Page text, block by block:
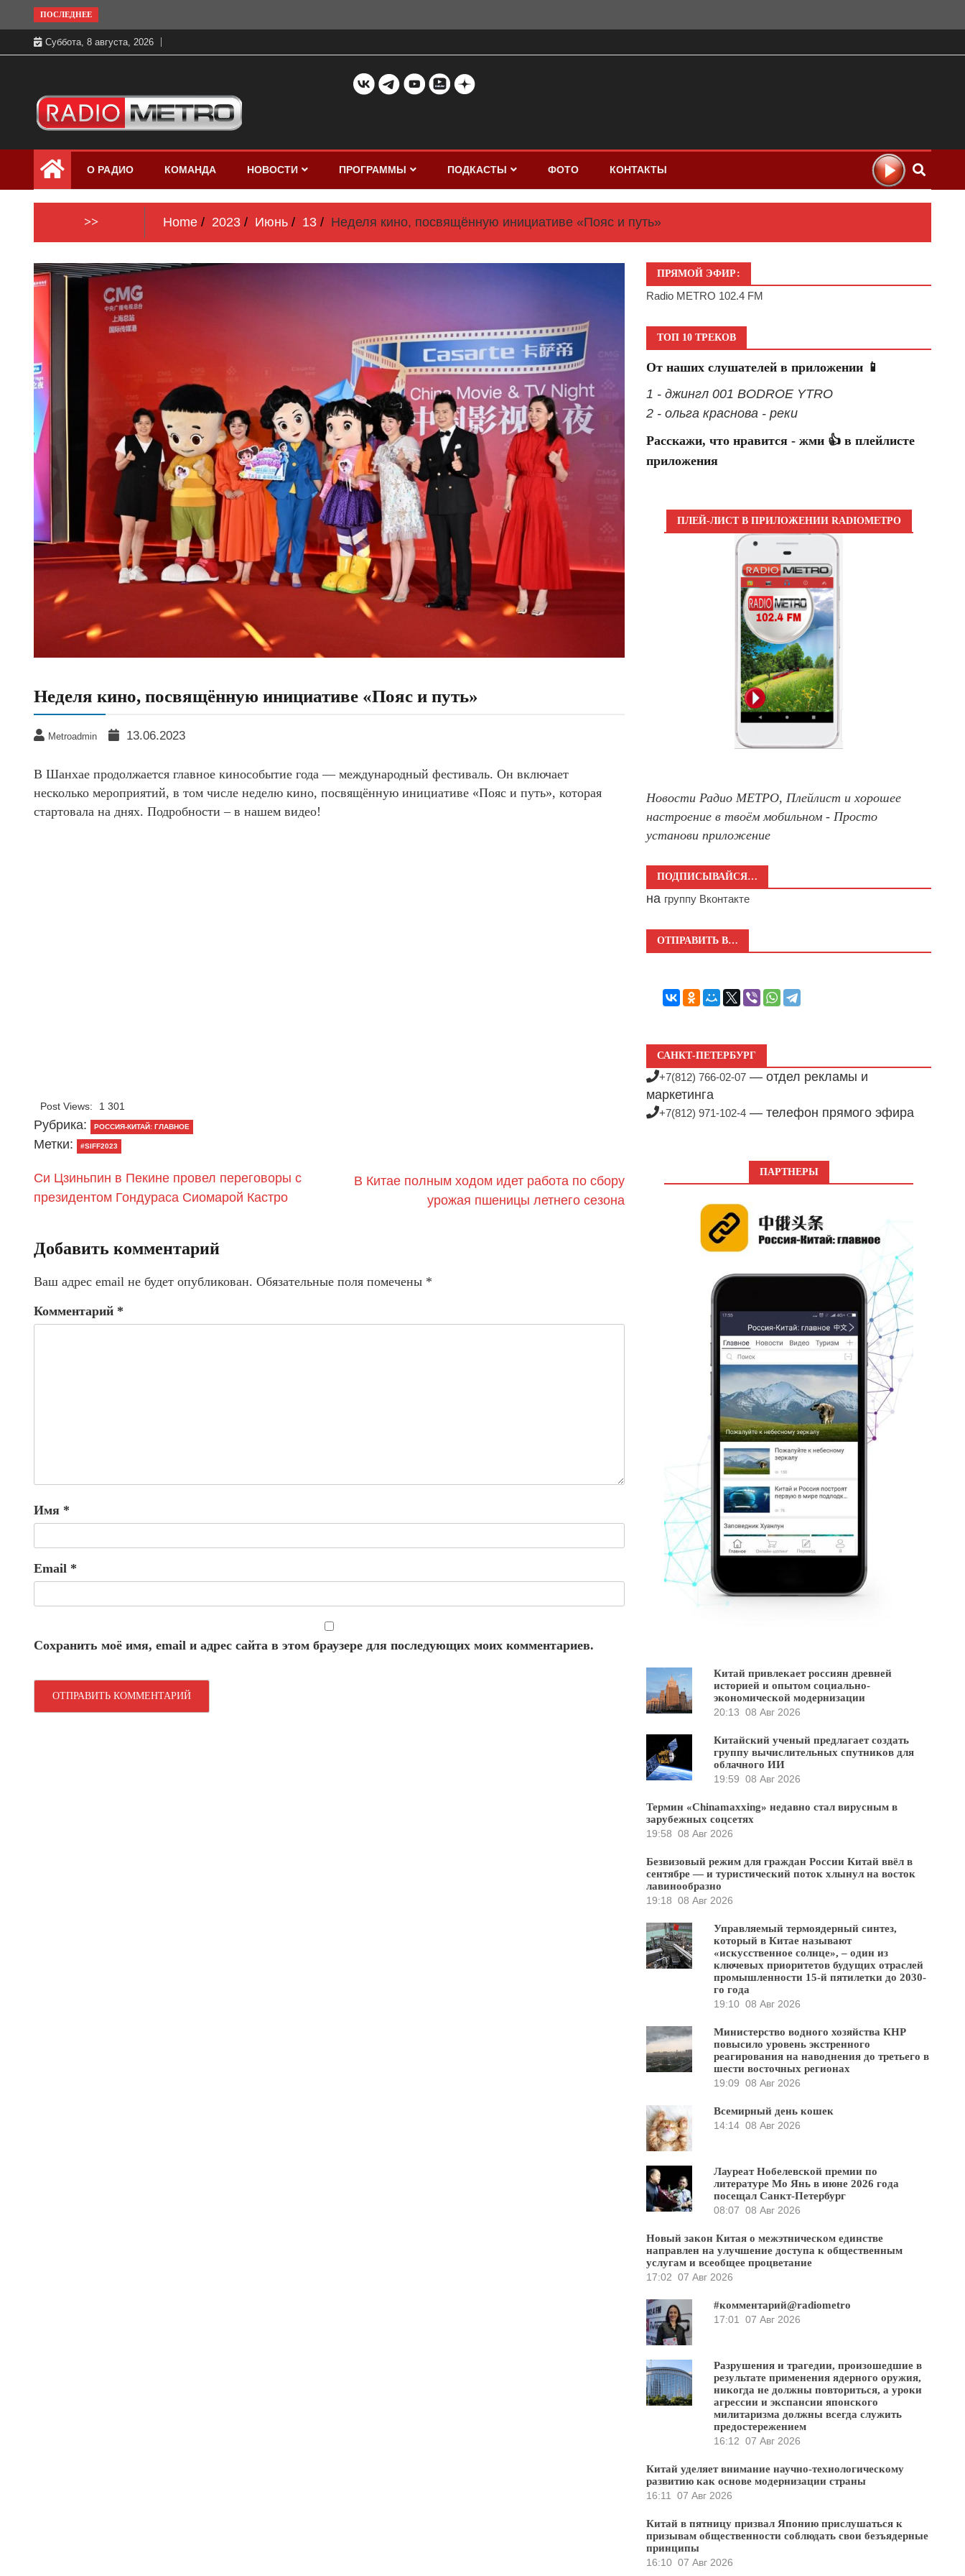
to
content
ПОСЛЕДНЕЕ
Суббота, 8 августа, 2026
Радио МЕТРО
бесплатно в хорошем качестве Санкт-
Петербург и Россия
О РАДИО КОМАНДА НОВОСТИ ПРОГРАММЫ ПОДКАСТЫ ФОТО КОНТАКТЫ
>> Home 2023 Июнь 13 Неделя кино, посвящённую инициативе «Пояс и путь»
Неделя кино, посвящённую инициативе «Пояс и путь»
Metroadmin 13.06.2023
В Шанхае продолжается главное кинособытие года — международный фестиваль. Он включает
несколько мероприятий, в том числе неделю кино, посвящённую инициативе «Пояс и путь», которая
стартовала на днях. Подробности – в нашем видео!
Post Views: 1 301
Рубрика: РОССИЯ-КИТАЙ: ГЛАВНОЕ
Метки: #SIFF2023
Си Цзиньпин в Пекине провел переговоры с
президентом Гондураса Сиомарой Кастро
В Китае полным ходом идет работа по сбору
урожая пшеницы летнего сезона
Добавить комментарий
Ваш адрес email не будет опубликован. Обязательные поля помечены *
Комментарий *
Имя *
Email *
Сохранить моё имя, email и адрес сайта в этом браузере для последующих моих комментариев.
ПРЯМОЙ ЭФИР:
Radio METRO 102.4 FM
ТОП 10 ТРЕКОВ
От наших слушателей в приложении 📱
1 - джингл 001 BODROE YTRO
2 - ольга краснова - реки
Расскажи, что нравится - жми 👍 в плейлисте
приложения
ПЛЕЙ-ЛИСТ В ПРИЛОЖЕНИИ RADIOМЕТРО
Новости Радио МЕТРО, Плейлист и хорошее
настроение в твоём мобильном - Просто
установи приложение
ПОДПИСЫВАЙСЯ…
на группу Вконтакте
ОТПРАВИТЬ В…
САНКТ-ПЕТЕРБУРГ
+7(812) 766-02-07 — отдел рекламы и
маркетинга
+7(812) 971-102-4 — телефон прямого эфира
ПАРТНЕРЫ
Китай привлекает россиян древней
историей и опытом социально-
экономической модернизации
20:13 08 Авг 2026
Китайский ученый предлагает создать
группу вычислительных спутников для
облачного ИИ
19:59 08 Авг 2026
Термин «Chinamaxxing» недавно стал вирусным в
зарубежных соцсетях
19:58 08 Авг 2026
Безвизовый режим для граждан России Китай ввёл в
сентябре — и туристический поток хлынул на восток
лавинообразно
19:18 08 Авг 2026
Управляемый термоядерный синтез,
который в Китае называют
«искусственное солнце», – один из
ключевых приоритетов будущих отраслей
промышленности 15-й пятилетки до 2030-
го года
19:10 08 Авг 2026
Министерство водного хозяйства КНР
повысило уровень экстренного
реагирования на наводнения до третьего в
шести восточных регионах
19:09 08 Авг 2026
Всемирный день кошек
14:14 08 Авг 2026
Лауреат Нобелевской премии по
литературе Мо Янь в июне 2026 года
посещал Санкт-Петербург
08:07 08 Авг 2026
Новый закон Китая о межэтническом единстве
направлен на улучшение доступа к общественным
услугам и всеобщее процветание
17:02 07 Авг 2026
#комментарий@radiometro
17:01
07 Авг 2026
Разрушения и трагедии, произошедшие в
результате применения ядерного оружия,
никогда не должны повториться, а уроки
агрессии и экспансии японского
милитаризма должны всегда служить
предостережением
16:12 07 Авг 2026
Китай уделяет внимание научно-технологическому
развитию как основе модернизации страны
16:11
07 Авг 2026
Китай в пятницу призвал Японию прислушаться к
призывам общественности соблюдать свои безъядерные
принципы
16:10 07 Авг 2026